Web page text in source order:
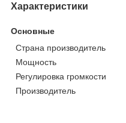
Характеристики
Основные
Страна производитель
Мощность
Регулировка громкости
Производитель